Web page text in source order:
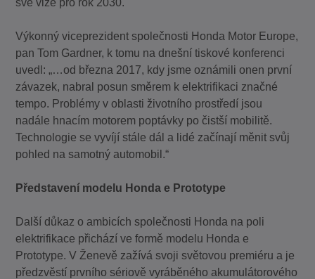
Výkonný viceprezident společnosti Honda Motor Europe,
pan Tom Gardner, k tomu na dnešní tiskové konferenci
uvedl: „…od března 2017, kdy jsme oznámili onen první
závazek, nabral posun směrem k elektrifikaci značné
tempo. Problémy v oblasti životního prostředí jsou
nadále hnacím motorem poptávky po čistší mobilitě.
Technologie se vyvíjí stále dál a lidé začínají měnit svůj
pohled na samotný automobil.“
Představení modelu Honda e Prototype
Další důkaz o ambicích společnosti Honda na poli
elektrifikace přichází ve formě modelu Honda e
Prototype. V Ženevě zažívá svoji světovou premiéru a je
předzvěstí prvního sériově vyráběného akumulátorového